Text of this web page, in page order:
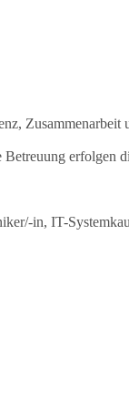
Zusammenarbeit
Betreuung erfolgen
in, IT-